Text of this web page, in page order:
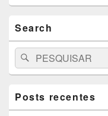
Search
Search
for:
Pesquisar
Posts recentes